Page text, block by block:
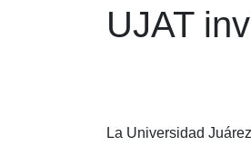
UJAT
La Universidad